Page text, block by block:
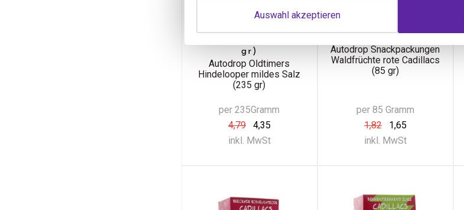
gr)
Autodrop Oldtimers
Hindelooper mildes Salz
(235 gr)
per 235Gramm
4,79
4,35
inkl. MwSt
Autodrop Snackpackungen
Waldfrüchte rote Cadillacs
(85 gr)
per 85 Gramm
1,82
1,65
inkl. MwSt
Auswahl akzeptieren